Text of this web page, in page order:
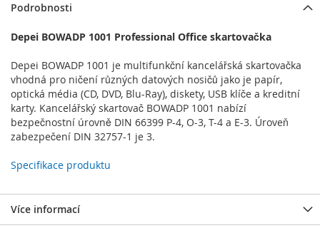
Podrobnosti
Depei BOWADP 1001 Professional Office skartovačka
Depei BOWADP 1001 je multifunkční kancelářská skartovačka
vhodná pro ničení různých datových nosičů jako je papír,
optická média (CD, DVD, Blu-Ray), diskety, USB klíče a kreditní
karty. Kancelářský skartovač BOWADP 1001 nabízí
bezpečnostní úrovně DIN 66399 P-4, O-3, T-4 a E-3. Úroveň
zabezpečení DIN 32757-1 je 3.
Specifikace produktu
Více informací